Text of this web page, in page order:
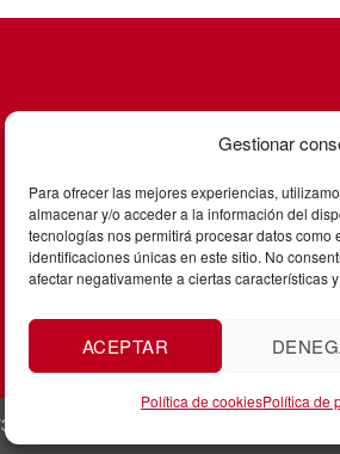
Gestionar
Para ofrecer las mejores experiencias,
almacenar y/o acceder a la información del
tecnologías nos permitirá procesar datos
identificaciones únicas en este sitio. No
afectar negativamente a ciertas características
ACEPTAR
Política de cookiesPolítica de
/ 601172693.